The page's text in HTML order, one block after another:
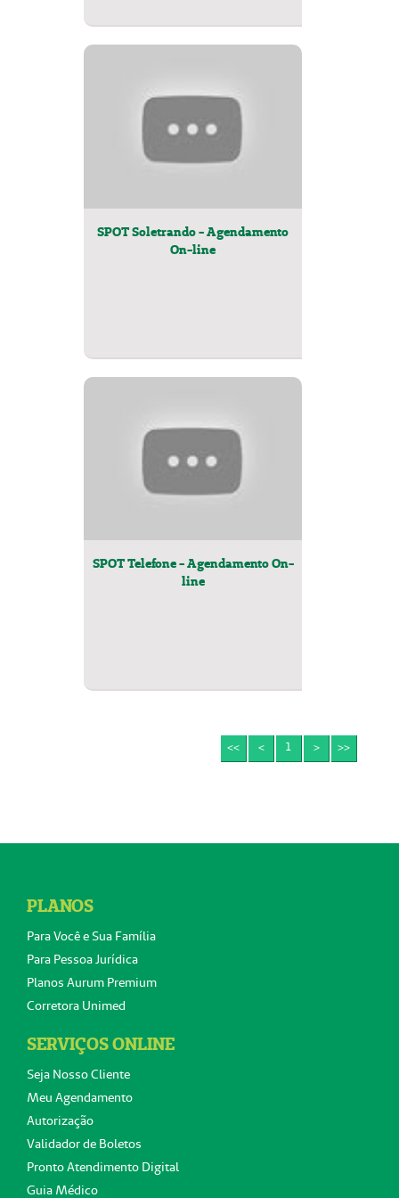
SPOT Soletrando - Agendamento
On-line
SPOT Telefone - Agendamento On-
line
<< < 1 > >>
PLANOS
Para Você e Sua Família
Para Pessoa Jurídica
Planos Aurum Premium
Corretora Unimed
SERVIÇOS ONLINE
Seja Nosso Cliente
Meu Agendamento
Autorização
Validador de Boletos
Pronto Atendimento Digital
Guia Médico